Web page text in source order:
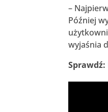
–
Później
wyjaśnia
Sprawdź: